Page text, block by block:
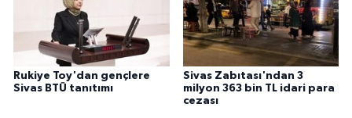
Rukiye Toy'dan gençlere
Sivas BTÜ tanıtımı
Sivas Zabıtası'ndan 3
milyon 363 bin TL idari para
cezası